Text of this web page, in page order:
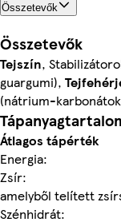
Összetevők
Összetevők
Tejszín,
guargumi),
(nátrium-
Átlagos tápérték
Energia:
Zsír:
amelyből telített
Szénhidrát: